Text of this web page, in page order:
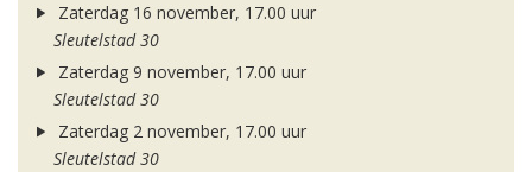
Zaterdag 16 november, 17.00 uur
Sleutelstad 30
Zaterdag 9 november, 17.00 uur
Sleutelstad 30
Zaterdag 2 november, 17.00 uur
Sleutelstad 30